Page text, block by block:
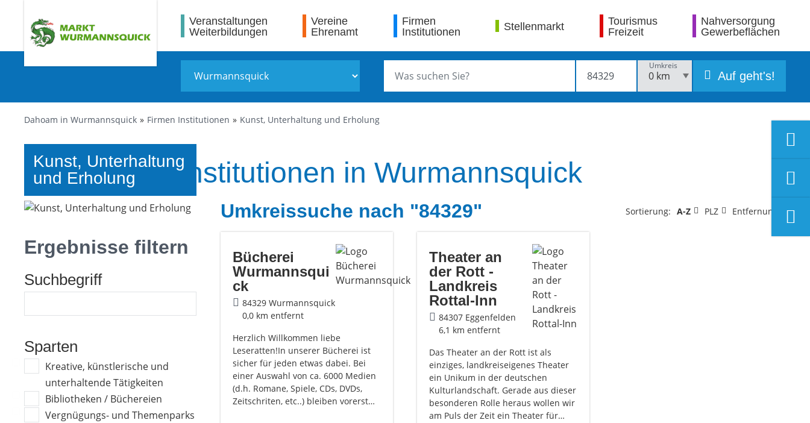
Veranstaltungen
Weiterbildungen
Vereine
Ehrenamt
Firmen
Institutionen
Stellenmarkt
Tourismus
Freizeit
Nahversorgung
Gewerbeflächen
Umkreis
Auf geht's!
Dahoam in Wurmannsquick Firmen Institutionen Kunst, Unterhaltung und Erholung
Firmen und Institutionen in Wurmannsquick
Kunst, Unterhaltung
und Erholung
Ergebnisse filtern
Suchbegriff
Sparten
Kreative, künstlerische und
unterhaltende Tätigkeiten
Bibliotheken / Büchereien
Vergnügungs- und Themenparks
Umkreissuche nach "84329" Sortierung: A-Z PLZ Entfernung
Bücherei
Wurmannsqui
ck
84329 Wurmannsquick
0,0 km entfernt
Herzlich Willkommen liebe
Leseratten!In unserer Bücherei ist
sicher für jeden etwas dabei. Bei
einer Auswahl von ca. 6000 Medien
(d.h. Romane, Spiele, CDs, DVDs,
Zeitschriten, etc..) bleiben vorerst…
Theater an
der Rott -
Landkreis
Rottal-Inn
84307 Eggenfelden
6,1 km entfernt
Das Theater an der Rott ist als
einziges, landkreiseigenes Theater
ein Unikum in der deutschen
Kulturlandschaft. Gerade aus dieser
besonderen Rolle heraus wollen wir
am Puls der Zeit ein Theater für…